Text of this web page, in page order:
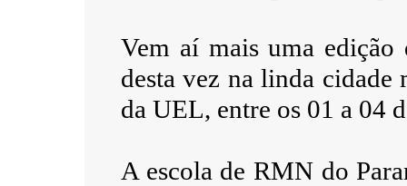
Vem aí mais uma edição
desta vez na linda
da UEL, entre os 01 a 04
A escola de RMN do